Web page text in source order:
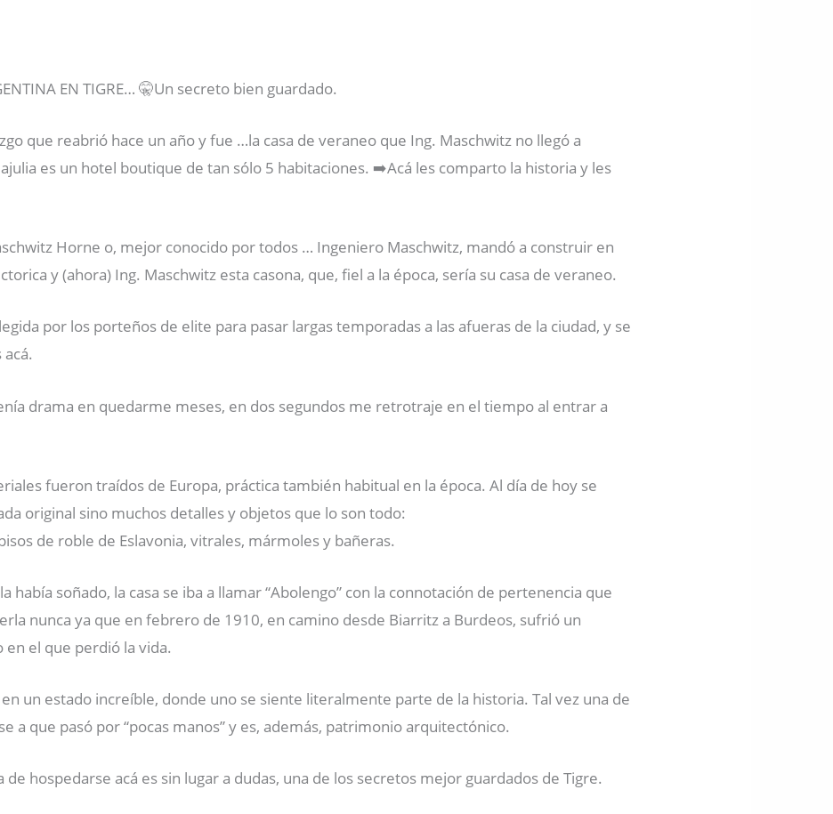
EN TIGRE… 🤫Un secreto bien guardado.
que reabrió hace un año y fue …la casa de veraneo que Ing. Maschwitz no llegó a
es un hotel boutique de tan sólo 5 habitaciones. ➡️Acá les comparto la historia y les
Horne o, mejor conocido por todos … Ingeniero Maschwitz, mandó a construir en
y (ahora) Ing. Maschwitz esta casona, que, fiel a la época, sería su casa de veraneo.
por los porteños de elite para pasar largas temporadas a las afueras de la ciudad, y se
drama en quedarme meses, en dos segundos me retrotraje en el tiempo al entrar a
fueron traídos de Europa, práctica también habitual en la época. Al día de hoy se
original sino muchos detalles y objetos que lo son todo:
de roble de Eslavonia, vitrales, mármoles y bañeras.
soñado, la casa se iba a llamar “Abolengo” con la connotación de pertenencia que
nunca ya que en febrero de 1910, en camino desde Biarritz a Burdeos, sufrió un
el que perdió la vida.
un estado increíble, donde uno se siente literalmente parte de la historia. Tal vez una de
a que pasó por “pocas manos” y es, además, patrimonio arquitectónico.
de hospedarse acá es sin lugar a dudas, una de los secretos mejor guardados de Tigre.